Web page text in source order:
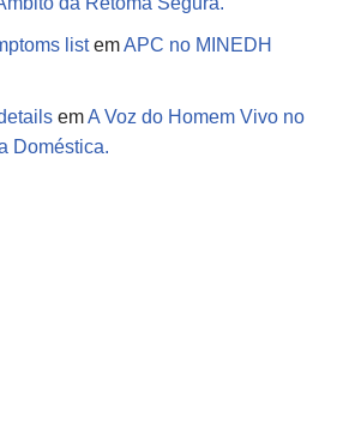
listemAPC no MINEDH
emA Voz do Homem Vivo no
Doméstica.